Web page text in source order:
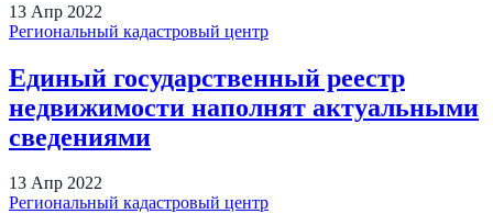
13 Апр 2022
Региональный кадастровый центр
Единый государственный реестр
недвижимости наполнят актуальными
сведениями
13 Апр 2022
Региональный кадастровый центр